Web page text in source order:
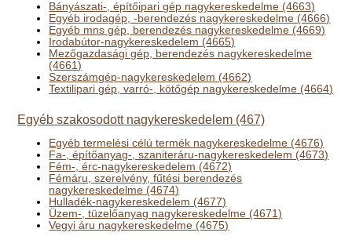
Bányászati-, építőipari gép nagykereskedelme (4663)
Egyéb irodagép, -berendezés nagykereskedelme (4666)
Egyéb mns gép, berendezés nagykereskedelme (4669)
Irodabútor-nagykereskedelem (4665)
Mezőgazdasági gép, berendezés nagykereskedelme
(4661)
Szerszámgép-nagykereskedelem (4662)
Textilipari gép, varró-, kötőgép nagykereskedelme (4664)
Egyéb szakosodott nagykereskedelem (467)
Egyéb termelési célú termék nagykereskedelme (4676)
Fa-, építőanyag-, szaniteráru-nagykereskedelem (4673)
Fém-, érc-nagykereskedelem (4672)
Fémáru, szerelvény, fűtési berendezés
nagykereskedelme (4674)
Hulladék-nagykereskedelem (4677)
Üzem-, tüzelőanyag nagykereskedelme (4671)
Vegyi áru nagykereskedelme (4675)